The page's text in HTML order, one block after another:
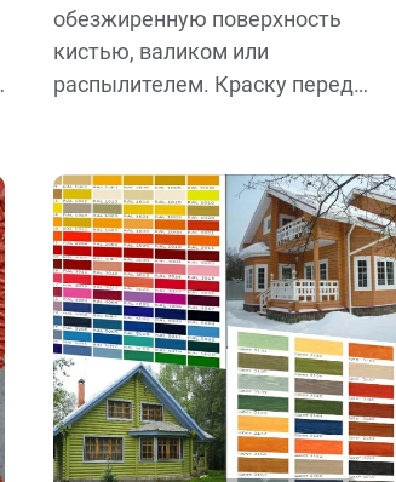
обезжиренную поверхность
кистью, валиком или
распылителем. Краску перед
Для прочного и декоративного
покрытия делают 2–3 слоя с
интервалами высыхания,
соблюдая температуру и
влажность, указанные
производителем.